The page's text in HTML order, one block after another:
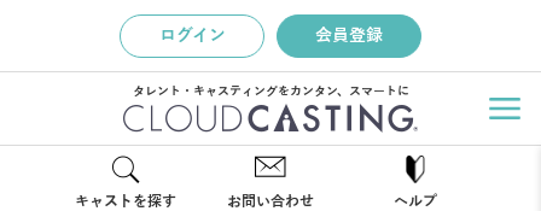
ログイン 会員登録
タレント・キャスティングをカンタン、スマートに
キャストを探す お問い合わせ ヘルプ